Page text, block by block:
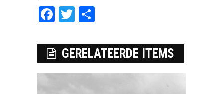
Facebook
Twitter
GERELATEERDE ITEMS